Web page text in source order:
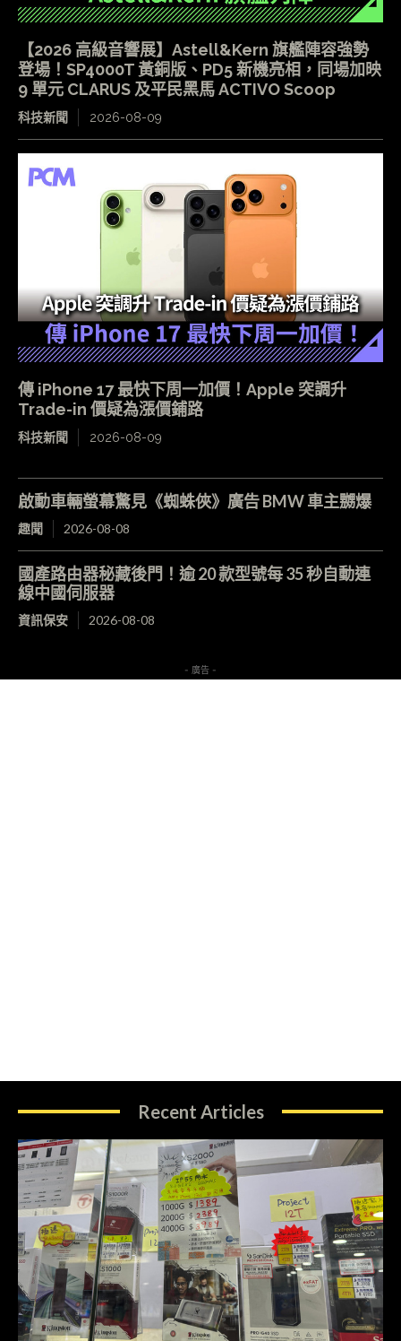
【2026 高級音響展】Astell&Kern 旗艦陣容強勢
登場！SP4000T 黃銅版、PD5 新機亮相，同場加映
9 單元 CLARUS 及平民黑馬 ACTIVO Scoop
科技新聞 2026-08-09
傳 iPhone 17 最快下周一加價！Apple 突調升
Trade-in 價疑為漲價鋪路
科技新聞 2026-08-09
啟動車輛螢幕驚見《蜘蛛俠》廣告 BMW 車主嬲爆
趣聞 2026-08-08
國產路由器秘藏後門！逾 20 款型號每 35 秒自動連
線中國伺服器
資訊保安 2026-08-08
- 廣告 -
Recent Articles